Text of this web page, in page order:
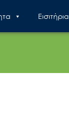
Εισιτήρια